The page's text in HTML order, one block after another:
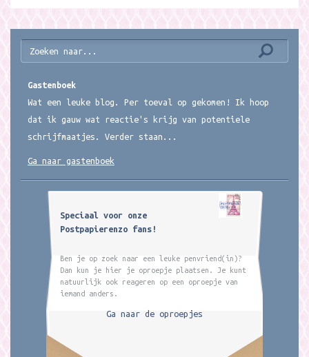
Gastenboek
Wat een leuke blog. Per toeval op gekomen! Ik hoop
dat ik gauw wat reactie's krijg van potentiele
schrijfmaatjes. Verder staan...
Ga naar gastenboek
Speciaal voor onze
Postpapierenzo fans!
Ben je op zoek naar een leuke penvriend(in)?
Dan kun je hier je oproepje plaatsen. Je kunt
natuurlijk ook reageren op een oproepje van
iemand anders.
Ga naar de oproepjes